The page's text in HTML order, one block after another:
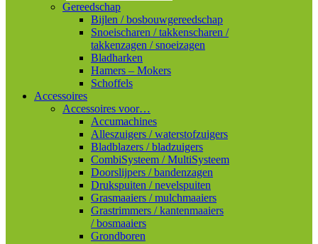
Gereedschap
Bijlen / bosbouwgereedschap
Snoeischaren / takkenscharen /
takkenzagen / snoeizagen
Bladharken
Hamers – Mokers
Schoffels
Accessoires
Accessoires voor…
Accumachines
Alleszuigers / waterstofzuigers
Bladblazers / bladzuigers
CombiSysteem / MultiSysteem
Doorslijpers / bandenzagen
Drukspuiten / nevelspuiten
Grasmaaiers / mulchmaaiers
Grastrimmers / kantenmaaiers
/ bosmaaiers
Grondboren